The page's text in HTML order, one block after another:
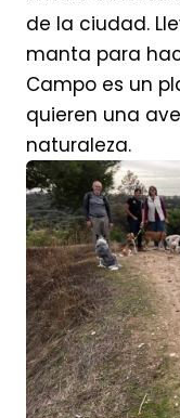
de la ciudad.
manta para
Campo es un
quieren una
naturaleza.